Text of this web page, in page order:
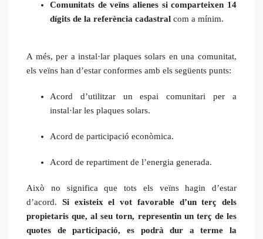
Comunitats de veïns alienes si comparteixen 14
dígits de la referència cadastral com a mínim.
A més, per a instal·lar plaques solars en una comunitat,
els veïns han d’estar conformes amb els següents punts:
Acord d’utilitzar un espai comunitari per a
instal·lar les plaques solars.
Acord de participació econòmica.
Acord de repartiment de l’energia generada.
Això no significa que tots els veïns hagin d’estar
d’acord. Si existeix el vot favorable d’un terç dels
propietaris que, al seu torn, representin un terç de les
quotes de participació, es podrà dur a terme la